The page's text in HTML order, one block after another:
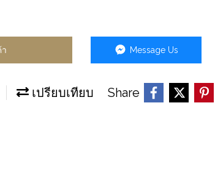
Message Us
เปรียบเทียบ Share